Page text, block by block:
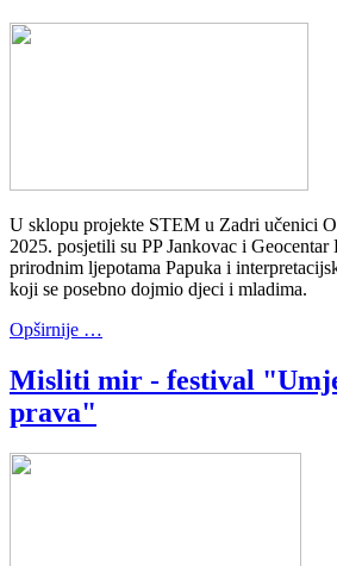
U sklopu projekte STEM u Zadri učenici
2025. posjetili su PP Jankovac i Geocentar
prirodnim ljepotama Papuka i
koji se posebno dojmio djeci i mladima.
Opširnije …
Misliti mir - festival
prava"